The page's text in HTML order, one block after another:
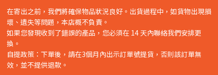
在寄出之前，我們將確保物品狀況良好。出貨過程中，如貨物出現損
壞、遺失等問題，本店概不負責。
如果您發現收到了錯誤的產品，您必須在 14 天內聯絡我們安排更
換。
自提政策：下單後，請在3個月內出示訂單號提貨，否則該訂單無
效，並不提供退款。